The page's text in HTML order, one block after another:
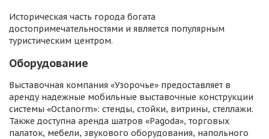
Историческая часть города богата
достопримечательностями и является популярным
туристическим центром.
Оборудование
Выставочная компания «Узорочье» предоставляет в
аренду надежные мобильные выставочные конструкции
системы «Octanorm»: стенды, стойки, витрины, стеллажи.
Также доступна аренда шатров «Pagoda», торговых
палаток, мебели, звукового оборудования, напольного